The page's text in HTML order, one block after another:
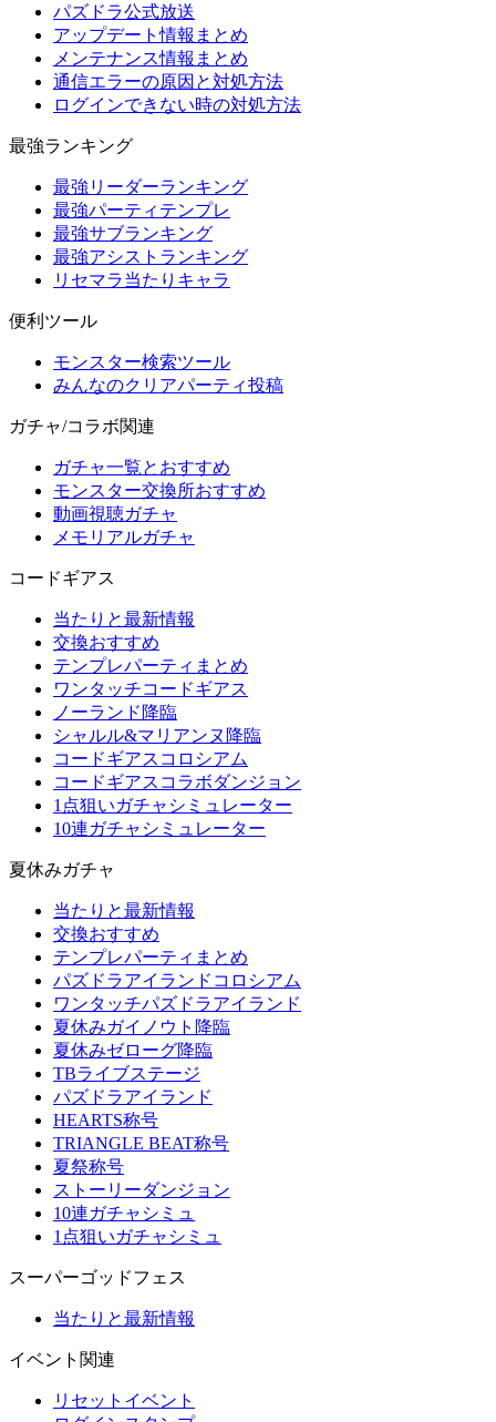
パズドラ公式放送
アップデート情報まとめ
メンテナンス情報まとめ
通信エラーの原因と対処方法
ログインできない時の対処方法
最強ランキング
最強リーダーランキング
最強パーティテンプレ
最強サブランキング
最強アシストランキング
リセマラ当たりキャラ
便利ツール
モンスター検索ツール
みんなのクリアパーティ投稿
ガチャ/コラボ関連
ガチャ一覧とおすすめ
モンスター交換所おすすめ
動画視聴ガチャ
メモリアルガチャ
コードギアス
当たりと最新情報
交換おすすめ
テンプレパーティまとめ
ワンタッチコードギアス
ノーランド降臨
シャルル&マリアンヌ降臨
コードギアスコロシアム
コードギアスコラボダンジョン
1点狙いガチャシミュレーター
10連ガチャシミュレーター
夏休みガチャ
当たりと最新情報
交換おすすめ
テンプレパーティまとめ
パズドラアイランドコロシアム
ワンタッチパズドラアイランド
夏休みガイノウト降臨
夏休みゼローグ降臨
TBライブステージ
パズドラアイランド
HEARTS称号
TRIANGLE BEAT称号
夏祭称号
ストーリーダンジョン
10連ガチャシミュ
1点狙いガチャシミュ
スーパーゴッドフェス
当たりと最新情報
イベント関連
リセットイベント